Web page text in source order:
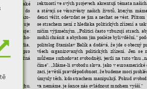
také
do
názo-
shrnuje
potvrzuje:
rozho-
fungují
média,
výzva pro
bych
možná
strachu.
rektností ve svých projevech akcentují témata
a stávají se věrozvěsty našich životů, kterým
denci věřit, odevzdat se jim a nechat se vést. Přitom
se strachem není z hlediska politických zřízení a
ničím výjimečným. „Politici často vzbuzují strach,
mohli chránit a abychom jim posléze byli vděční,“
politolog Stanislav Balík a dodává, že jde o obecný
všech organizovaných politických zřízení. Jen se
můžeme rozhodovat svobodněji, jestli na tuto vlnu
číme“. „Máme-li svobodu slova, jako v euroamerické
zaci, je větší pravděpodobnost, že budeme moci
úmysly těch, kdo strachem manipulují. Pokud
va nemáme, je šance nás ovládnout mnohem vyšší.“